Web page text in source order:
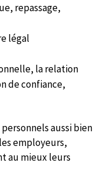
repassage,
légal
la relation
de confiance,
aussi bien
employeurs,
au mieux leurs